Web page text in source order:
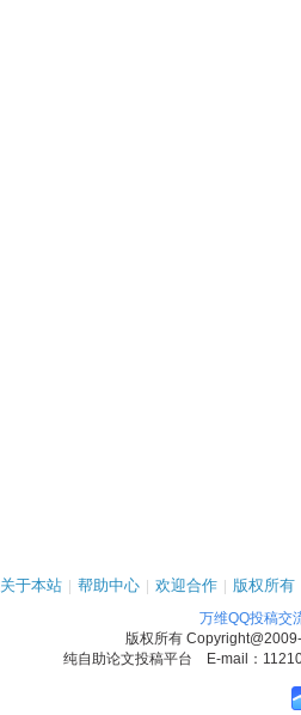
关于本站 | 帮助中心 | 欢迎合作 | 版权所有
万维QQ投稿交
版权所有
纯自助论文投稿平台 E-mail：